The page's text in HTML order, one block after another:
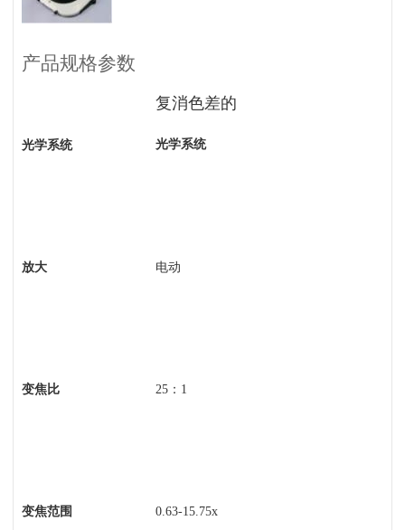
产品规格参数
光学系统
复消色差的
光学系统
放大 电动
变焦比 25：1
变焦范围 0.63-15.75x